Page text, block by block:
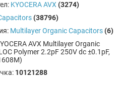
KYOCERA AVX (3274)
(38796)
Multilayer Organic Capacitors (6)
AVX Multilayer Organic
Polymer 2.2pF 250V dc ±0.1pF,
10121288